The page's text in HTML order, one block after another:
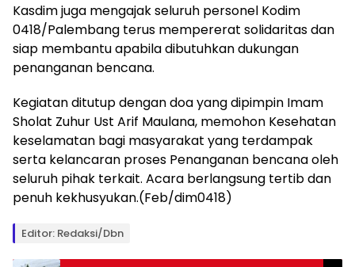
Kasdim juga mengajak seluruh personel Kodim
0418/Palembang terus mempererat solidaritas dan
siap membantu apabila dibutuhkan dukungan
penanganan bencana.
Kegiatan ditutup dengan doa yang dipimpin Imam
Sholat Zuhur Ust Arif Maulana, memohon Kesehatan
keselamatan bagi masyarakat yang terdampak
serta kelancaran proses Penanganan bencana oleh
seluruh pihak terkait. Acara berlangsung tertib dan
penuh kekhusyukan.(Feb/dim0418)
Editor: Redaksi/Dbn